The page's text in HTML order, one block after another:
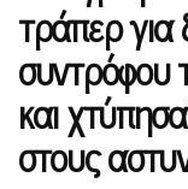
τράπερ
συντρόφου
και
στους